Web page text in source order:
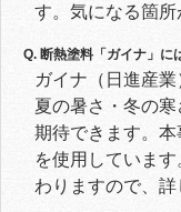
す。気になる箇所
Q. 断熱塗料「ガイナ」に
ガイナ（日進産
夏の暑さ・冬の
期待できます。
を使用していま
わりますので、詳